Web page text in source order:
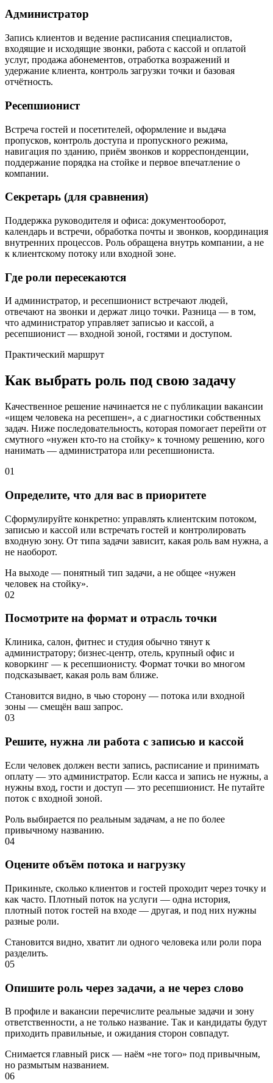
Администратор
Запись клиентов и ведение расписания специалистов,
входящие и исходящие звонки, работа с кассой и оплатой
услуг, продажа абонементов, отработка возражений и
удержание клиента, контроль загрузки точки и базовая
отчётность.
Ресепшионист
Встреча гостей и посетителей, оформление и выдача
пропусков, контроль доступа и пропускного режима,
навигация по зданию, приём звонков и корреспонденции,
поддержание порядка на стойке и первое впечатление о
компании.
Секретарь (для сравнения)
Поддержка руководителя и офиса: документооборот,
календарь и встречи, обработка почты и звонков, координация
внутренних процессов. Роль обращена внутрь компании, а не
к клиентскому потоку или входной зоне.
Где роли пересекаются
И администратор, и ресепшионист встречают людей,
отвечают на звонки и держат лицо точки. Разница — в том,
что администратор управляет записью и кассой, а
ресепшионист — входной зоной, гостями и доступом.
Практический маршрут
Как выбрать роль под свою задачу
Качественное решение начинается не с публикации вакансии
«ищем человека на ресепшен», а с диагностики собственных
задач. Ниже последовательность, которая помогает перейти от
смутного «нужен кто-то на стойку» к точному решению, кого
нанимать — администратора или ресепшиониста.
01
Определите, что для вас в приоритете
Сформулируйте конкретно: управлять клиентским потоком,
записью и кассой или встречать гостей и контролировать
входную зону. От типа задачи зависит, какая роль вам нужна, а
не наоборот.
На выходе — понятный тип задачи, а не общее «нужен
человек на стойку».
02
Посмотрите на формат и отрасль точки
Клиника, салон, фитнес и студия обычно тянут к
администратору; бизнес-центр, отель, крупный офис и
коворкинг — к ресепшионисту. Формат точки во многом
подсказывает, какая роль вам ближе.
Становится видно, в чью сторону — потока или входной
зоны — смещён ваш запрос.
03
Решите, нужна ли работа с записью и кассой
Если человек должен вести запись, расписание и принимать
оплату — это администратор. Если касса и запись не нужны, а
нужны вход, гости и доступ — это ресепшионист. Не путайте
поток с входной зоной.
Роль выбирается по реальным задачам, а не по более
привычному названию.
04
Оцените объём потока и нагрузку
Прикиньте, сколько клиентов и гостей проходит через точку и
как часто. Плотный поток на услуги — одна история,
плотный поток гостей на входе — другая, и под них нужны
разные роли.
Становится видно, хватит ли одного человека или роли пора
разделить.
05
Опишите роль через задачи, а не через слово
В профиле и вакансии перечислите реальные задачи и зону
ответственности, а не только название. Так и кандидаты будут
приходить правильные, и ожидания сторон совпадут.
Снимается главный риск — наём «не того» под привычным,
но размытым названием.
06